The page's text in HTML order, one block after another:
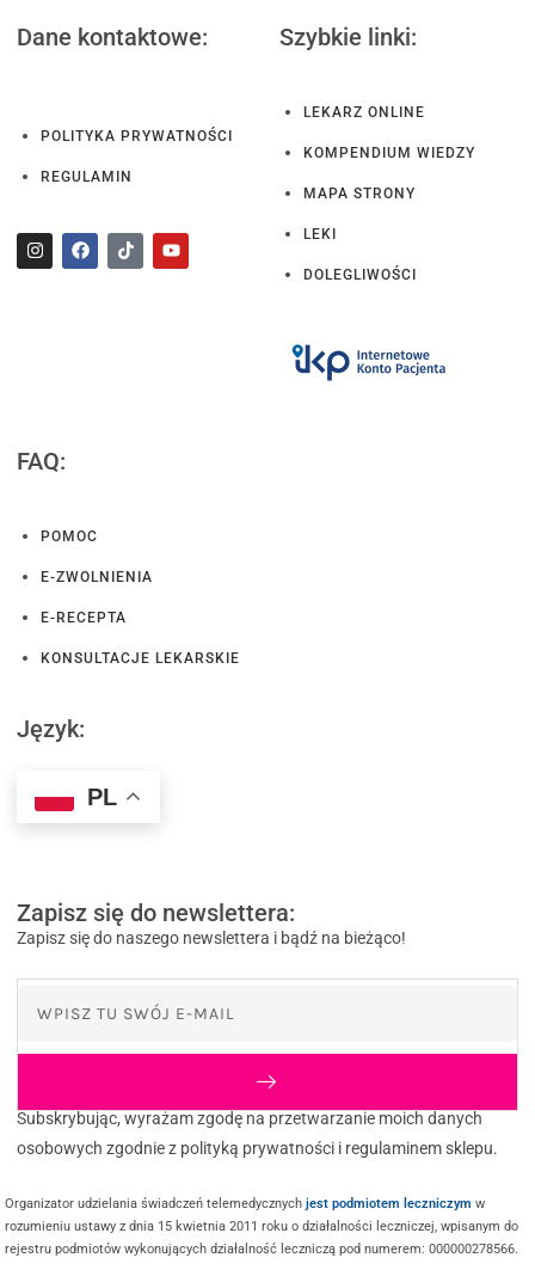
Dane kontaktowe:
POLITYKA PRYWATNOŚCI
REGULAMIN
Szybkie linki:
LEKARZ ONLINE
KOMPENDIUM WIEDZY
MAPA STRONY
LEKI
DOLEGLIWOŚCI
FAQ:
POMOC
E-ZWOLNIENIA
E-RECEPTA
KONSULTACJE LEKARSKIE
Język:
PL
Zapisz się do newslettera:
Zapisz się do naszego newslettera i bądź na bieżąco!
Subskrybując, wyrażam zgodę na przetwarzanie moich danych
osobowych zgodnie z polityką prywatności i regulaminem sklepu.
Organizator udzielania świadczeń telemedycznychjest podmiotem leczniczym w
rozumieniu ustawy z dnia 15 kwietnia 2011 roku o działalności leczniczej, wpisanym do
rejestru podmiotów wykonujących działalność leczniczą pod numerem: 000000278566.